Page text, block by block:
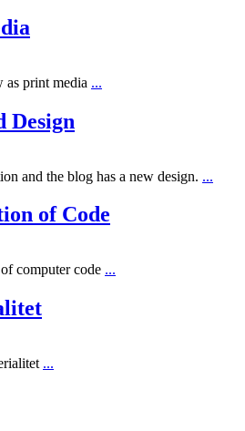
print media ...
Design
and the blog has a new design. ...
of Code
computer code ...
...